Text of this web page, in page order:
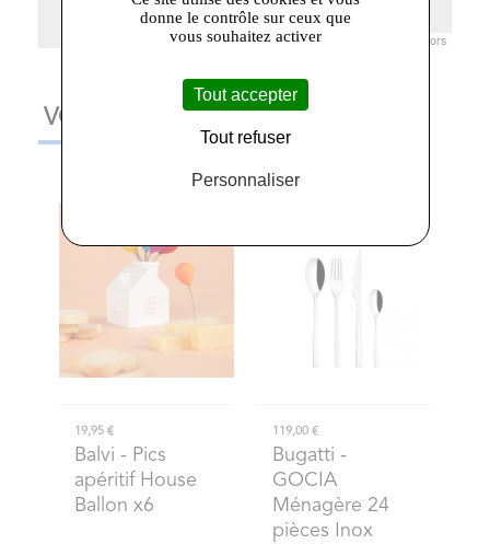
© Openstreetmap France | ©OpenStreetMap contributors
VOUS AIMEREZ AUSSI
19,95 €
Balvi - Pics
apéritif House
Ballon x6
119,00 €
Bugatti -
GOCIA
Ménagère 24
pièces Inox
donne le contrôle sur ceux que
vous souhaitez activer
Tout accepter
Tout refuser
Personnaliser